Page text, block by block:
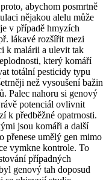
abychom posmrtně
nějakou alelu může
v případě hmyzích
lákavé rozšířit mezi
k malárii a ulevit tak
který komáří
totální pesticidy typu
než vysoušení bažin
Palec nahoru si genový
potenciál ovlivnit
k předběžné opatrnosti.
jsou komáři a další
přenese umělý gen mimo
vymkne kontrole. To
případných
genový tah doposud